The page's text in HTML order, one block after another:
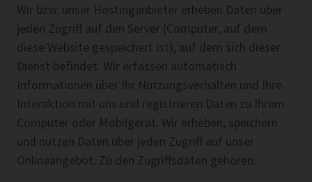
Wir bzw. unser Hostinganbieter erheben Daten über
jeden Zugriff auf den Server (Computer, auf dem
diese Website gespeichert ist), auf dem sich dieser
Dienst befindet. Wir erfassen automatisch
Informationen über Ihr Nutzungsverhalten und Ihre
Interaktion mit uns und registrieren Daten zu Ihrem
Computer oder Mobilgerät. Wir erheben, speichern
und nutzen Daten über jeden Zugriff auf unser
Onlineangebot. Zu den Zugriffsdaten gehören: